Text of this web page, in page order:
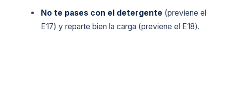
No te pases con el detergente (previene el
E17) y reparte bien la carga (previene el E18).